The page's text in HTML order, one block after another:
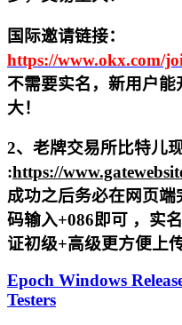
国际邀请链接：
https://www.okx.com/
不需要实名，新用户能
大！
2、老牌交易所比特儿
:https://
成功之后务必在网页
码输入+086即可 ，实
证初级+高级更方便上
Epoch Windows
Testers